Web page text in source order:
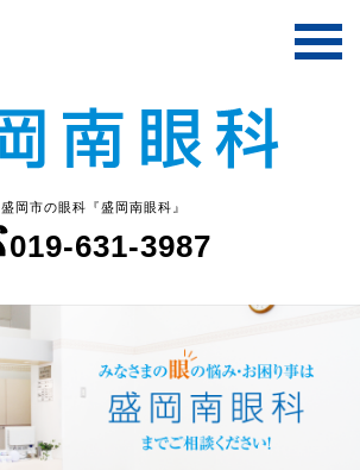
盛岡市の眼科『盛岡南眼科』
019-631-3987